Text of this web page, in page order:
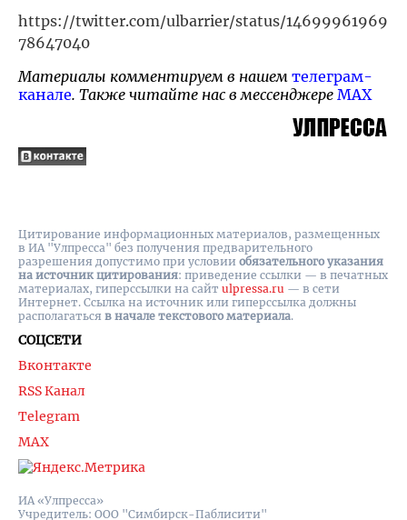
https://twitter.com/ulbarrier/status/14699961969
78647040
Материалы комментируем в нашем телеграм-
канале. Также читайте нас в мессенджере MAX
ИА «Улпресса»
Учредитель: ООО "Симбирск-Паблисити"
СОЦСЕТИ
Вконтакте
RSS Канал
Telegram
MAX
Цитирование информационных материалов, размещенных
в ИА "Улпресса" без получения предварительного
разрешения допустимо при условии обязательного указания
на источник цитирования: приведение ссылки — в печатных
материалах, гиперссылки на cайт ulpressa.ru — в сети
Интернет. Ссылка на источник или гиперссылка должны
располагаться в начале текстового материала.